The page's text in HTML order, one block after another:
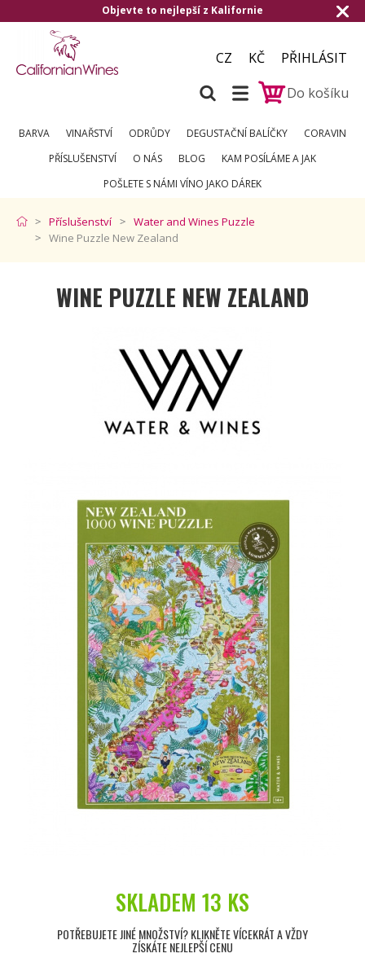
to nejlepší z Kalifornie Doručení
CZ KČ
PŘIHLÁSIT
Do košíku
BARVA VINAŘSTVÍ ODRŮDY DEGUSTAČNÍ BALÍČKY
CORAVIN
PŘÍSLUŠENSTVÍ
O NÁS BLOG
KAM POSÍLÁME A JAK
POŠLETE S NÁMI VÍNO JAKO DÁREK
Příslušenství
Water and Wines Puzzle
Wine Puzzle New Zealand
WINE PUZZLE NEW ZEALAND
SKLADEM 13 KS
POTŘEBUJETE JINÉ MNOŽSTVÍ? KLIKNĚTE VÍCEKRÁT A VŽDY
ZÍSKÁTE NEJLEPŠÍ CENU